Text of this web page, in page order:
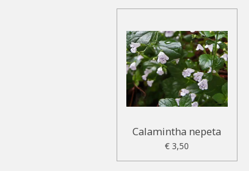
Calamintha nepeta
€ 3,50